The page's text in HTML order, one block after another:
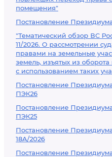
помещения"
Постановление
"Тематический обзор ВС
11/2026. О рассмотрении
правами на земельные
земель, изъятых из
с использованием таких
Постановление
ПЭК26
Постановление
ПЭК25
Постановление
18А/2026
Постановление